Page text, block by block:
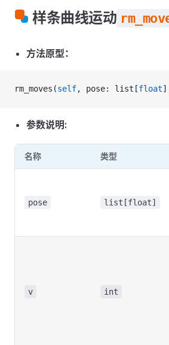
样条曲线运动
方法原型：
rm_moves(self, pose: list[float
参数说明:
名称 类型
pose list[float]
v int